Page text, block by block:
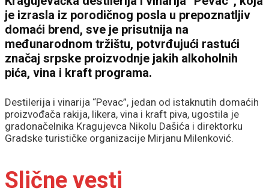
je izrasla iz porodičnog posla u prepoznatljiv
domaći brend, sve je prisutnija na
međunarodnom tržištu, potvrđujući rastući
značaj srpske proizvodnje jakih alkoholnih
pića, vina i kraft programa.
Destilerija i vinarija “Pevac”, jedan od istaknutih domaćih
proizvođača rakija, likera, vina i kraft piva, ugostila je
gradonačelnika Kragujevca Nikolu Dašića i direktorku
Gradske turističke organizacije Mirjanu Milenković.
Slične vesti